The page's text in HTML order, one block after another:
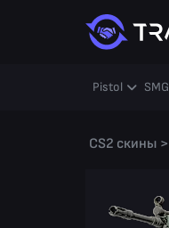
Pistol SMG
CS2 скины >